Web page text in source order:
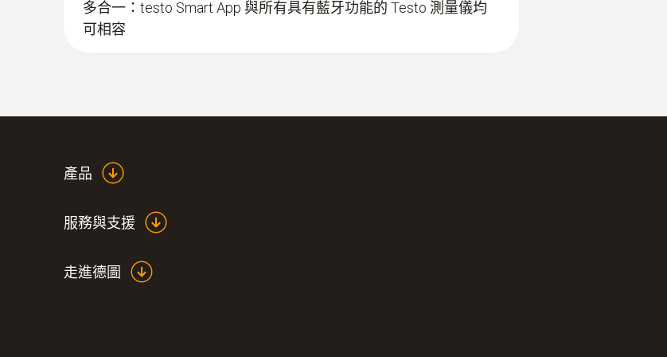
多合一：testo Smart App 與所有具有藍牙功能的 Testo 測量儀均
可相容
產品
服務與支援
走進德圖